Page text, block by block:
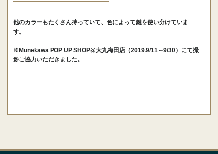
他のカラーもたくさん持っていて、色によって鍵を使い分けていま
す。
※Munekawa POP UP SHOP@大丸梅田店（2019.9/11～9/30）にて撮
影ご協力いただきました。